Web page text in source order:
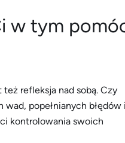
w tym
refleksja nad sobą. Czy
wad, popełnianych błędów i
kontrolowania swoich